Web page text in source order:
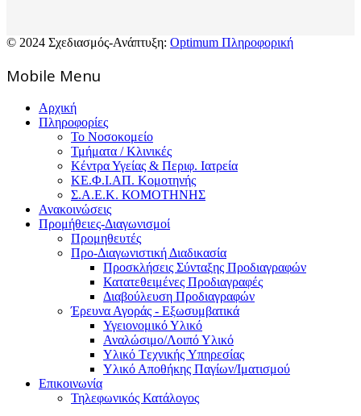
© 2024 Σχεδιασμός-Ανάπτυξη: Optimum Πληροφορική
Mοbile Menu
Αρχική
Πληροφορίες
Το Νοσοκομείο
Τμήματα / Κλινικές
Κέντρα Υγείας & Περιφ. Ιατρεία
ΚΕ.Φ.Ι.ΑΠ. Κομοτηνής
Σ.Α.Ε.Κ. ΚΟΜΟΤΗΝΗΣ
Ανακοινώσεις
Προμήθειες-Διαγωνισμοί
Προμηθευτές
Προ-Διαγωνιστική Διαδικασία
Προσκλήσεις Σύνταξης Προδιαγραφών
Κατατεθειμένες Προδιαγραφές
Διαβούλευση Προδιαγραφών
Έρευνα Αγοράς - Εξωσυμβατικά
Υγειονομικό Υλικό
Αναλώσιμο/Λοιπό Υλικό
Υλικό Tεχνικής Yπηρεσίας
Υλικό Αποθήκης Παγίων/Ιματισμού
Επικοινωνία
Τηλεφωνικός Κατάλογος